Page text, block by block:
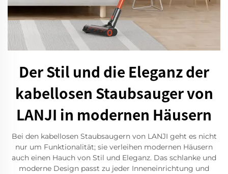
Der Stil und die Eleganz der
kabellosen Staubsauger von
LANJI in modernen Häusern
Bei den kabellosen Staubsaugern von LANJI geht es nicht
nur um Funktionalität; sie verleihen modernen Häusern
auch einen Hauch von Stil und Eleganz. Das schlanke und
moderne Design passt zu jeder Inneneinrichtung und